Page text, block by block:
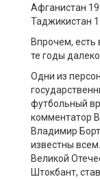
Афганистан
Таджикистан
Впрочем, есть
те годы
Одни из
футбольный
комментатор
Владимир
известны
Великой
Штокбант,